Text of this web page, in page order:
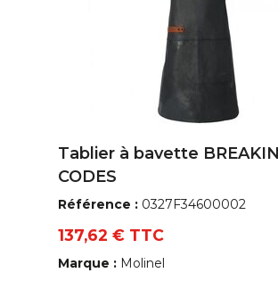
Tablier à bavette
CODES
Référence : 0327F34600002
137,62 € TTC
Marque : Molinel